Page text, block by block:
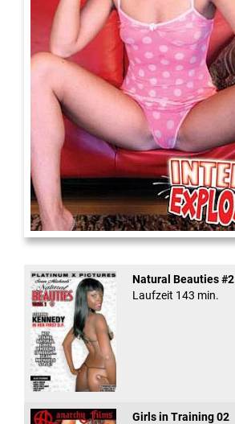
Internal Explosionen
Natural Beauties #2
Laufzeit 143 min.
Girls in Training 02